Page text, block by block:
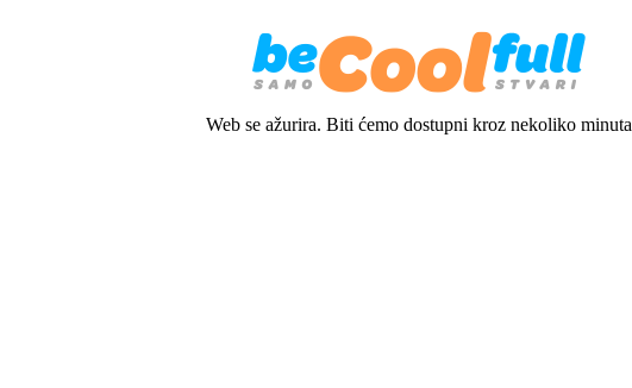
Web se ažurira. Biti ćemo dostupni kroz nekoliko minuta